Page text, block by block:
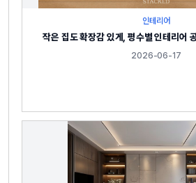
인테리어
작은 집도 확장감 있게, 평수별 인테리어
2026-06-17